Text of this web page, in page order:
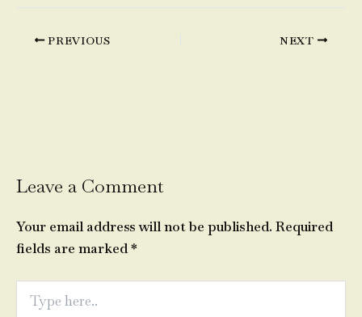
PREVIOUS NEXT
Leave a Comment
Your email address will not be published. Required
fields are marked*
here..